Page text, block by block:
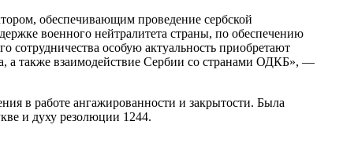
обеспечивающим проведение сербской
военного нейтралитета страны, по обеспечению
сотрудничества особую актуальность приобретают
а также взаимодействие Сербии со странами ОДКБ», —
в работе ангажированности и закрытости. Была
и духу резолюции 1244.